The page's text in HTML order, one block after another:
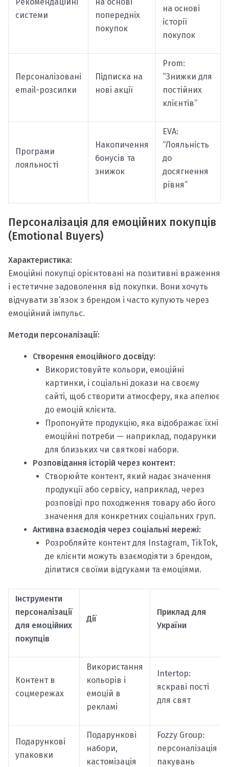
системи
попередніх
покупок
на основі
історії
покупок
Персоналізовані
email-розсилки
Підписка на
нові акції
Prom:
“Знижки для
постійних
клієнтів”
Програми
лояльності
Накопичення
бонусів та
знижок
EVA:
“Лояльність
до
досягнення
рівня”
Персоналізація для емоційних покупців
(Emotional Buyers)
Характеристика:
Емоційні покупці орієнтовані на позитивні враження
і естетичне задоволення від покупки. Вони хочуть
відчувати зв’язок з брендом і часто купують через
емоційний імпульс.
Методи персоналізації:
Створення емоційного досвіду:
Використовуйте кольори, емоційні
картинки, і соціальні докази на своєму
сайті, щоб створити атмосферу, яка апелює
до емоцій клієнта.
Пропонуйте продукцію, яка відображає їхні
емоційні потреби — наприклад, подарунки
для близьких чи святкові набори.
Розповідання історій через контент:
Створюйте контент, який надає значення
продукції або сервісу, наприклад, через
розповіді про походження товару або його
значення для конкретних соціальних груп.
Активна взаємодія через соціальні мережі:
Розробляйте контент для Instagram, TikTok,
де клієнти можуть взаємодіяти з брендом,
ділитися своїми відгуками та емоціями.
Інструменти
персоналізації
для емоційних
покупців
Дії
Приклад для
України
Контент в
соцмережах
Використання
кольорів і
емоцій в
рекламі
Intertop:
яскраві пості
для свят
Подарункові
упаковки
Подарункові
набори,
кастомізація
Fozzy Group:
персоналізація
пакувань